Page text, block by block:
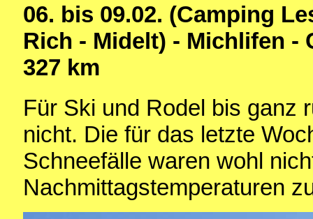
06. bis 09.02. (Camping
Rich - Midelt) - Michlifen -
327 km
Für Ski und Rodel bis ganz
nicht. Die für das letzte
Schneefälle waren wohl
Nachmittagstemperaturen